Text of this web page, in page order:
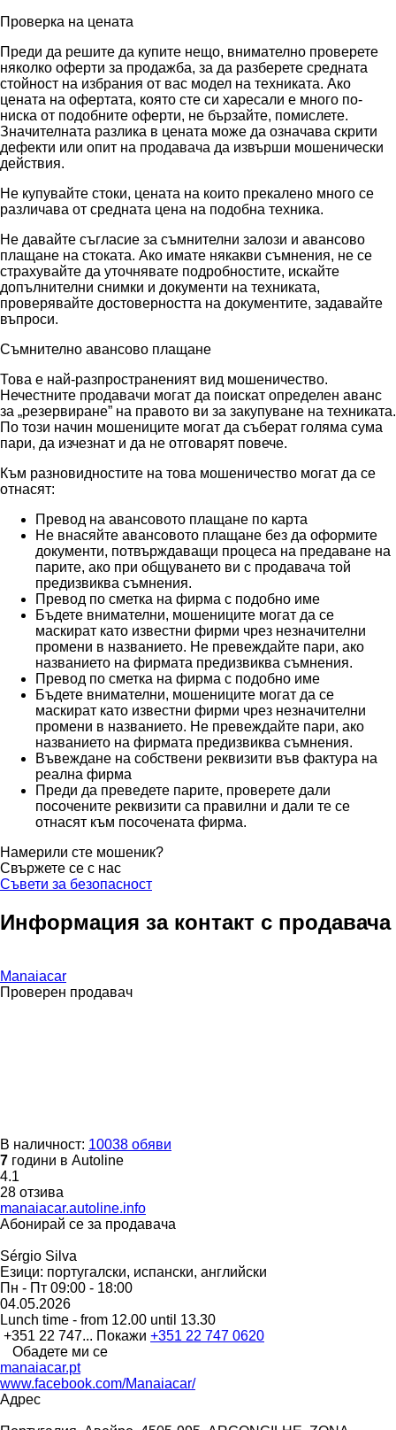
Проверка на цената
Преди да решите да купите нещо, внимателно проверете
няколко оферти за продажба, за да разберете средната
стойност на избрания от вас модел на техниката. Ако
цената на офертата, която сте си харесали е много по-
ниска от подобните оферти, не бързайте, помислете.
Значителната разлика в цената може да означава скрити
дефекти или опит на продавача да извърши мошенически
действия.
Не купувайте стоки, цената на които прекалено много се
различава от средната цена на подобна техника.
Не давайте съгласие за съмнителни залози и авансово
плащане на стоката. Ако имате някакви съмнения, не се
страхувайте да уточнявате подробностите, искайте
допълнителни снимки и документи на техниката,
проверявайте достоверността на документите, задавайте
въпроси.
Съмнително авансово плащане
Това е най-разпространеният вид мошеничество.
Нечестните продавачи могат да поискат определен аванс
за „резервиране” на правото ви за закупуване на техниката.
По този начин мошениците могат да съберат голяма сума
пари, да изчезнат и да не отговарят повече.
Към разновидностите на това мошеничество могат да се
отнасят:
Превод на авансовото плащане по карта
Не внасяйте авансовото плащане без да оформите
документи, потвърждаващи процеса на предаване на
парите, ако при общуването ви с продавача той
предизвиква съмнения.
Превод по сметка на фирма с подобно име
Бъдете внимателни, мошениците могат да се
маскират като известни фирми чрез незначителни
промени в названието. Не превеждайте пари, ако
названието на фирмата предизвиква съмнения.
Превод по сметка на фирма с подобно име
Бъдете внимателни, мошениците могат да се
маскират като известни фирми чрез незначителни
промени в названието. Не превеждайте пари, ако
названието на фирмата предизвиква съмнения.
Въвеждане на собствени реквизити във фактура на
реална фирма
Преди да преведете парите, проверете дали
посочените реквизити са правилни и дали те се
отнасят към посочената фирма.
Намерили сте мошеник?
Свържете се с нас
Съвети за безопасност
Информация за контакт с продавача
Manaiacar
Проверен продавач
В наличност: 10038 обяви
7 години в Autoline
4.1
28 отзива
manaiacar.autoline.info
Абонирай се за продавача
Sérgio Silva
Езици: португалски, испански, английски
Пн - Пт 09:00 - 18:00
04.05.2026
Lunch time - from 12.00 until 13.30
+351 22 747... Покажи +351 22 747 0620
Обадете ми се
manaiacar.pt
www.facebook.com/Manaiacar/
Адрес